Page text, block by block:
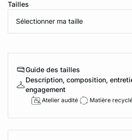
Tailles
Sélectionner ma taille
Guide des tailles
Description, composition,
engagement
Atelier audité Matière